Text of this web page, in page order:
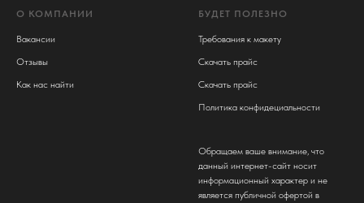
О КОМПАНИИ
Вакансии
Отзывы
Как нас найти
БУДЕТ ПОЛЕЗНО
Требования к макету
Скачать прайс
Скачать прайс
Политика конфидециальности
Обращаем ваше внимание, что
данный интернет-сайт носит
информационный характер и не
является публичной офертой в